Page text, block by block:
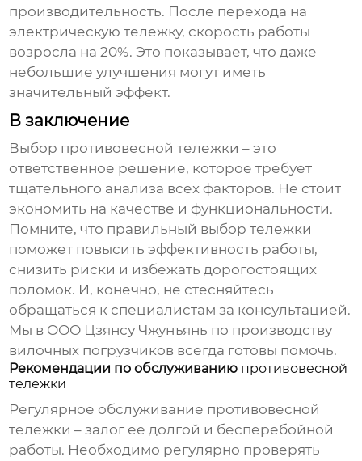
производительность. После перехода на
электрическую тележку, скорость работы
возросла на 20%. Это показывает, что даже
небольшие улучшения могут иметь
значительный эффект.
В заключение
Выбор противовесной тележки – это
ответственное решение, которое требует
тщательного анализа всех факторов. Не стоит
экономить на качестве и функциональности.
Помните, что правильный выбор тележки
поможет повысить эффективность работы,
снизить риски и избежать дорогостоящих
поломок. И, конечно, не стесняйтесь
обращаться к специалистам за консультацией.
Мы в ООО Цзянсу Чжунъянь по производству
вилочных погрузчиков всегда готовы помочь.
Рекомендации по обслуживанию противовесной
тележки
Регулярное обслуживание противовесной
тележки – залог ее долгой и бесперебойной
работы. Необходимо регулярно проверять